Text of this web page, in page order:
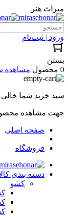
میراث هنر
ورود | ثبت‌نام
بستن
0 محصول
مشاهده
سبد خرید شما
جهت مشاهده
صفحه اصلی
فروشگاه
دسته بندی
کشو